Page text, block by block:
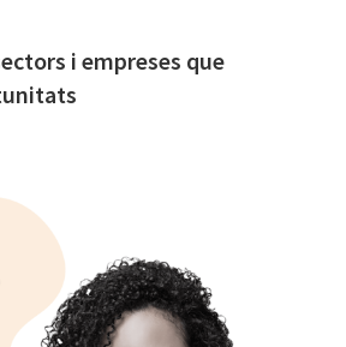
i empreses que